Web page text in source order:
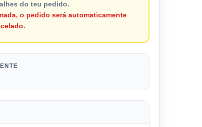
do teu pedido.
o pedido será automaticamente